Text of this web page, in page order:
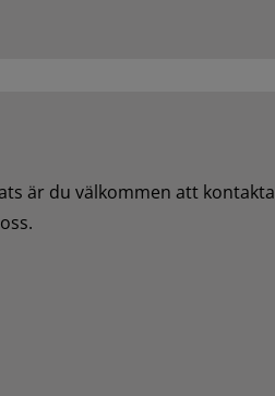
är du välkommen att kontakta